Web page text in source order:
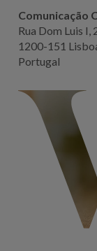
Comunicação
Rua Dom Luis I,
1200-151
Portugal